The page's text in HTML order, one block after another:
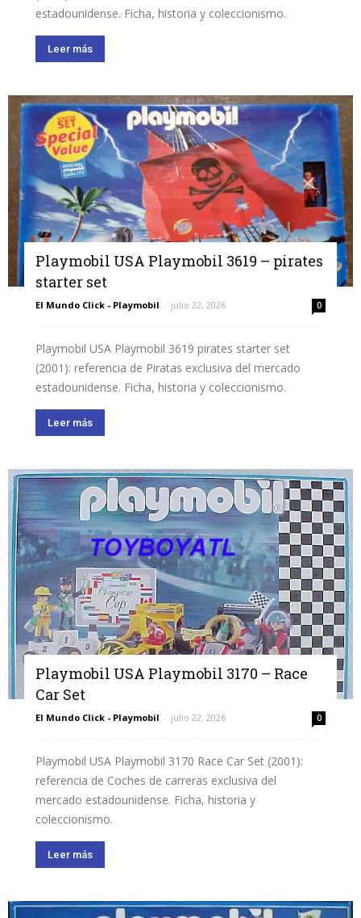
estadounidense. Ficha, historia y coleccionismo.
Leer más
Playmobil USA Playmobil 3619 – pirates
starter set
El Mundo Click - Playmobil - julio 22, 2026 0
Playmobil USA Playmobil 3619 pirates starter set
(2001): referencia de Piratas exclusiva del mercado
estadounidense. Ficha, historia y coleccionismo.
Leer más
Playmobil USA Playmobil 3170 – Race
Car Set
El Mundo Click - Playmobil - julio 22, 2026 0
Playmobil USA Playmobil 3170 Race Car Set (2001):
referencia de Coches de carreras exclusiva del
mercado estadounidense. Ficha, historia y
coleccionismo.
Leer más